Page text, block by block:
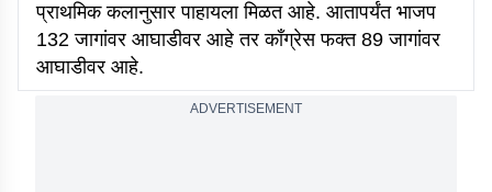
प्राथमिक कलानुसार पाहायला मिळत आहे. आतापर्यंत भाजप
132 जागांवर आघाडीवर आहे तर काँग्रेस फक्त 89 जागांवर
आघाडीवर आहे.
ADVERTISEMENT